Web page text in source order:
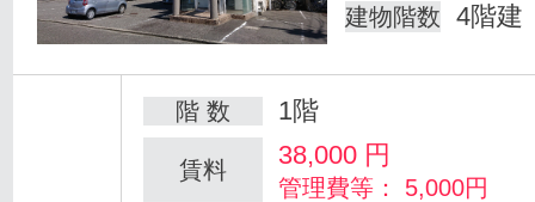
建物階数 4階建
階 数 1階
賃料 38,000 円
管理費等： 5,000円